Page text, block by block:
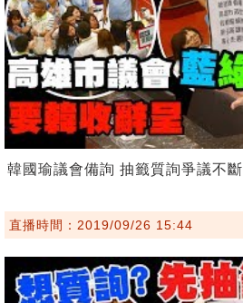
韓國瑜議會備詢 抽籤質詢爭議不斷
直播時間：2019/09/26 15:44